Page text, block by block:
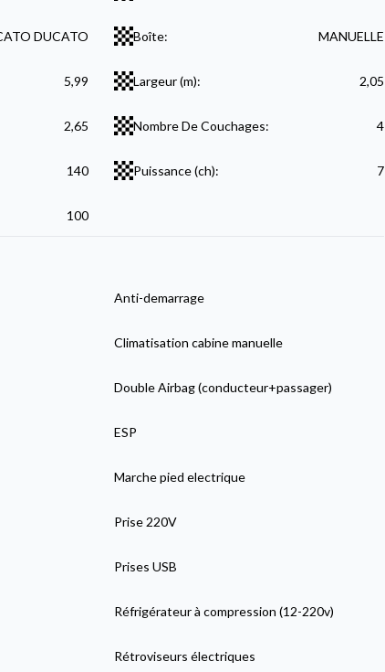
DUCATO Boîte: MANUELLE
5,99 Largeur (m): 2,05
2,65 Nombre De Couchages: 4
140 Puissance (ch): 7
100
Anti-demarrage
Climatisation cabine manuelle
Double Airbag (conducteur+passager)
ESP
Marche pied electrique
Prise 220V
Prises USB
Réfrigérateur à compression (12-220v)
Rétroviseurs électriques